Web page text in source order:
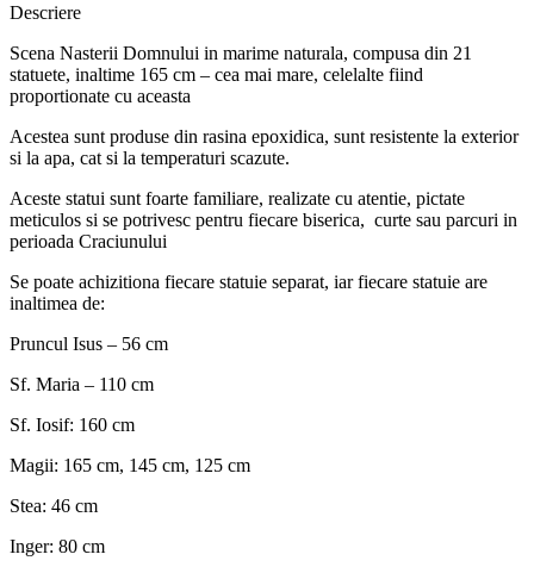
Descriere
Scena Nasterii Domnului in marime naturala, compusa din 21
statuete, inaltime 165 cm – cea mai mare, celelalte fiind
proportionate cu aceasta
Acestea sunt produse din rasina epoxidica, sunt resistente la exterior
si la apa, cat si la temperaturi scazute.
Aceste statui sunt foarte familiare, realizate cu atentie, pictate
meticulos si se potrivesc pentru fiecare biserica, curte sau parcuri in
perioada Craciunului
Se poate achizitiona fiecare statuie separat, iar fiecare statuie are
inaltimea de:
Pruncul Isus – 56 cm
Sf. Maria – 110 cm
Sf. Iosif: 160 cm
Magii: 165 cm, 145 cm, 125 cm
Stea: 46 cm
Inger: 80 cm